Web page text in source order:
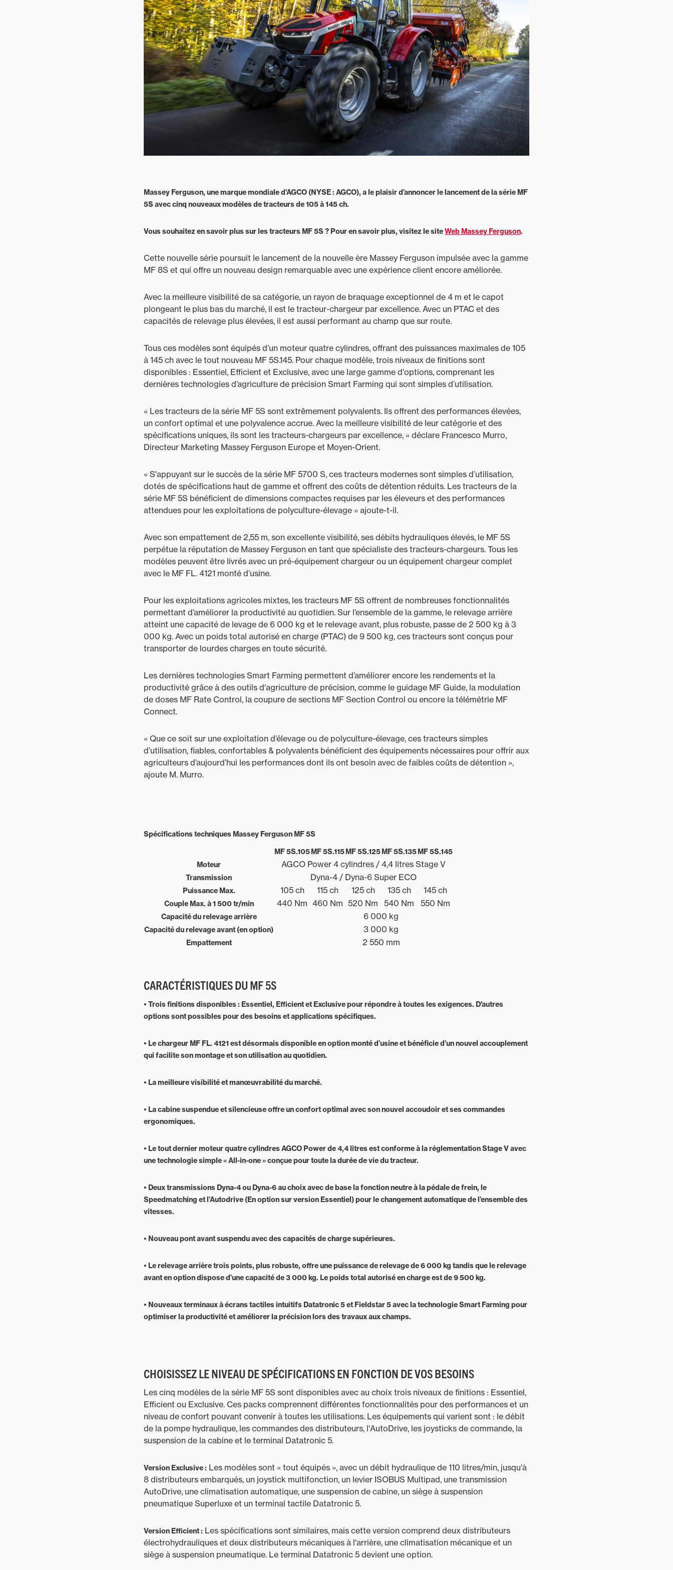
Massey Ferguson, une marque mondiale d'AGCO (NYSE : AGCO), a le plaisir d’annoncer le lancement de la série MF
5S avec cinq nouveaux modèles de tracteurs de 105 à 145 ch.
Vous souhaitez en savoir plus sur les tracteurs MF 5S ? Pour en savoir plus, visitez le siteWeb Massey Ferguson.
Cette nouvelle série poursuit le lancement de la nouvelle ère Massey Ferguson impulsée avec la gamme
MF 8S et qui offre un nouveau design remarquable avec une expérience client encore améliorée.
Avec la meilleure visibilité de sa catégorie, un rayon de braquage exceptionnel de 4 m et le capot
plongeant le plus bas du marché, il est le tracteur-chargeur par excellence. Avec un PTAC et des
capacités de relevage plus élevées, il est aussi performant au champ que sur route.
Tous ces modèles sont équipés d’un moteur quatre cylindres, offrant des puissances maximales de 105
à 145 ch avec le tout nouveau MF 5S.145. Pour chaque modèle, trois niveaux de finitions sont
disponibles : Essentiel, Efficient et Exclusive, avec une large gamme d'options, comprenant les
dernières technologies d’agriculture de précision Smart Farming qui sont simples d’utilisation.
« Les tracteurs de la série MF 5S sont extrêmement polyvalents. Ils offrent des performances élevées,
un confort optimal et une polyvalence accrue. Avec la meilleure visibilité de leur catégorie et des
spécifications uniques, ils sont les tracteurs-chargeurs par excellence, » déclare Francesco Murro,
Directeur Marketing Massey Ferguson Europe et Moyen-Orient.
« S'appuyant sur le succès de la série MF 5700 S, ces tracteurs modernes sont simples d’utilisation,
dotés de spécifications haut de gamme et offrent des coûts de détention réduits. Les tracteurs de la
série MF 5S bénéficient de dimensions compactes requises par les éleveurs et des performances
attendues pour les exploitations de polyculture-élevage » ajoute-t-il.
Avec son empattement de 2,55 m, son excellente visibilité, ses débits hydrauliques élevés, le MF 5S
perpétue la réputation de Massey Ferguson en tant que spécialiste des tracteurs-chargeurs. Tous les
modèles peuvent être livrés avec un pré-équipement chargeur ou un équipement chargeur complet
avec le MF FL. 4121 monté d’usine.
Pour les exploitations agricoles mixtes, les tracteurs MF 5S offrent de nombreuses fonctionnalités
permettant d’améliorer la productivité au quotidien. Sur l’ensemble de la gamme, le relevage arrière
atteint une capacité de levage de 6 000 kg et le relevage avant, plus robuste, passe de 2 500 kg à 3
000 kg. Avec un poids total autorisé en charge (PTAC) de 9 500 kg, ces tracteurs sont conçus pour
transporter de lourdes charges en toute sécurité.
Les dernières technologies Smart Farming permettent d’améliorer encore les rendements et la
productivité grâce à des outils d'agriculture de précision, comme le guidage MF Guide, la modulation
de doses MF Rate Control, la coupure de sections MF Section Control ou encore la télémétrie MF
Connect.
« Que ce soit sur une exploitation d’élevage ou de polyculture-élevage, ces tracteurs simples
d’utilisation, fiables, confortables & polyvalents bénéficient des équipements nécessaires pour offrir aux
agriculteurs d’aujourd’hui les performances dont ils ont besoin avec de faibles coûts de détention »,
ajoute M. Murro.
Spécifications techniques Massey Ferguson MF 5S
MF 5S.105MF 5S.115MF 5S.125MF 5S.135MF 5S.145
Moteur
AGCO Power 4 cylindres / 4,4 litres Stage V
Transmission Dyna-4 / Dyna-6 Super ECO
Puissance Max. 105 ch 115 ch 125 ch 135 ch 145 ch
Couple Max. à 1 500 tr/min 440 Nm 460 Nm 520 Nm 540 Nm 550 Nm
Capacité du relevage arrière 6 000 kg
Capacité du relevage avant (en option) 3 000 kg
Empattement 2 550 mm
CARACTÉRISTIQUES DU MF 5S
• Trois finitions disponibles : Essentiel, Efficient et Exclusive pour répondre à toutes les exigences. D'autres
options sont possibles pour des besoins et applications spécifiques.
• Le chargeur MF FL. 4121 est désormais disponible en option monté d’usine et bénéficie d’un nouvel accouplement
qui facilite son montage et son utilisation au quotidien.
• La meilleure visibilité et manœuvrabilité du marché.
• La cabine suspendue et silencieuse offre un confort optimal avec son nouvel accoudoir et ses commandes
ergonomiques.
• Le tout dernier moteur quatre cylindres AGCO Power de 4,4 litres est conforme à la réglementation Stage V avec
une technologie simple « All-in-one » conçue pour toute la durée de vie du tracteur.
• Deux transmissions Dyna-4 ou Dyna-6 au choix avec de base la fonction neutre à la pédale de frein, le
Speedmatching et l’Autodrive (En option sur version Essentiel) pour le changement automatique de l’ensemble des
vitesses.
• Nouveau pont avant suspendu avec des capacités de charge supérieures.
• Le relevage arrière trois points, plus robuste, offre une puissance de relevage de 6 000 kg tandis que le relevage
avant en option dispose d’une capacité de 3 000 kg. Le poids total autorisé en charge est de 9 500 kg.
• Nouveaux terminaux à écrans tactiles intuitifs Datatronic 5 et Fieldstar 5 avec la technologie Smart Farming pour
optimiser la productivité et améliorer la précision lors des travaux aux champs.
CHOISISSEZ LE NIVEAU DE SPÉCIFICATIONS EN FONCTION DE VOS BESOINS
Les cinq modèles de la série MF 5S sont disponibles avec au choix trois niveaux de finitions : Essentiel,
Efficient ou Exclusive. Ces packs comprennent différentes fonctionnalités pour des performances et un
niveau de confort pouvant convenir à toutes les utilisations. Les équipements qui varient sont : le débit
de la pompe hydraulique, les commandes des distributeurs, l'AutoDrive, les joysticks de commande, la
suspension de la cabine et le terminal Datatronic 5.
Version Exclusive : Les modèles sont « tout équipés », avec un débit hydraulique de 110 litres/min, jusqu'à
8 distributeurs embarqués, un joystick multifonction, un levier ISOBUS Multipad, une transmission
AutoDrive, une climatisation automatique, une suspension de cabine, un siège à suspension
pneumatique Superluxe et un terminal tactile Datatronic 5.
Version Efficient : Les spécifications sont similaires, mais cette version comprend deux distributeurs
électrohydrauliques et deux distributeurs mécaniques à l'arrière, une climatisation mécanique et un
siège à suspension pneumatique. Le terminal Datatronic 5 devient une option.